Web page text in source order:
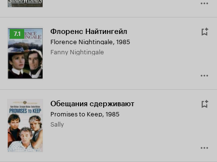
Рейтинг
Кинопоиска
7.1
7.1 Флоренс Найтингейл
Florence Nightingale, 1985
Fanny Nightingale
Обещания сдерживают
Promises to Keep, 1985
Sally